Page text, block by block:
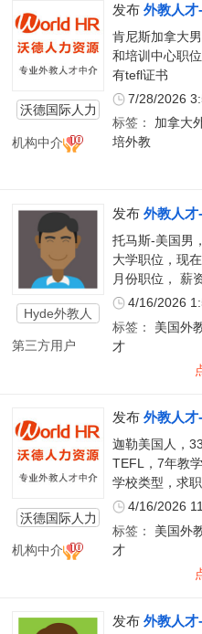
沃德国际人力
机构中介
发布 外教人才
肯尼斯加拿大
和培训中心职
有tefl证书
7/28/2026
标签： 加拿大
培外教
Hyde外教人
第三方用户
发布 外教人才
托马斯-美国男
大学职位，现
月份职位， 薪
证，全国不限制
4/16/2026
标签： 美国外
才
沃德国际人力
机构中介
发布 外教人才
迦勒美国人，
TEFL，7年教
学校类型，求
4/16/2026
标签： 美国外
才
发布 外教人才